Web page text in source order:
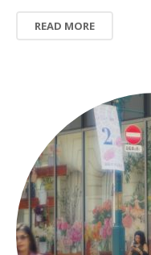
READ MORE